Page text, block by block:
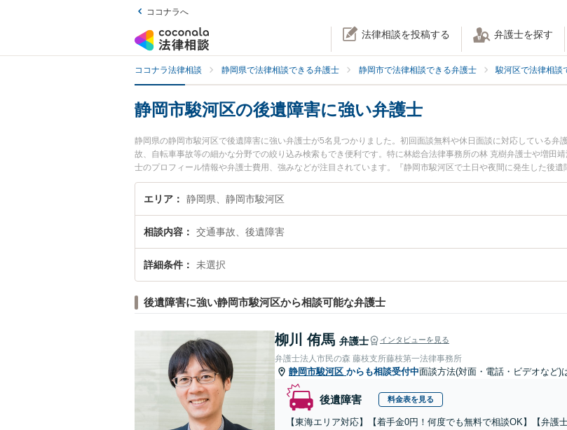
ココナラへ
法律相談を投稿する 弁護士を探す
ココナラ法律相談 静岡県で法律相談できる弁護士 静岡市で法律相談できる弁護士 駿河区で法律相談
静岡市駿河区の後遺障害に強い弁護士
静岡県の静岡市駿河区で後遺障害に強い弁護士が5名見つかりました。初回面談無料や休日面談に対応している
故、自転車事故等の細かな分野での絞り込み検索もでき便利です。特に林総合法律事務所の林 克樹弁護士や増田
士のプロフィール情報や弁護士費用、強みなどが注目されています。『静岡市駿河区で土日や夜間に発生した後
ラブル解決の実績豊富な近くの弁護士を検索したい』『初回相談無料で後遺障害を法律相談できる静岡市駿河区
めです。
エリア 静岡県、静岡市駿河区
相談内容 交通事故、後遺障害
詳細条件 未選択
後遺障害に強い静岡市駿河区から相談可能な弁護士
柳川 侑馬 弁護士 インタビューを見る
弁護士法人市民の森 藤枝支所藤枝第一法律事務所
静岡市駿河区 からも相談受付中面談方法(対面・電話・ビデオなど)
後遺障害 料金表を見る
【東海エリア対応】【着手金0円！何度でも無料で相談OK】【弁